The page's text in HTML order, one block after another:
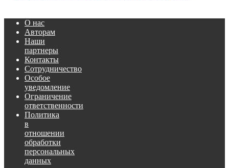
О нас
Авторам
Наши
партнеры
Контакты
Сотрудничество
Особое
уведомление
Ограничение
ответственности
Политика
в
отношении
обработки
персональных
данных